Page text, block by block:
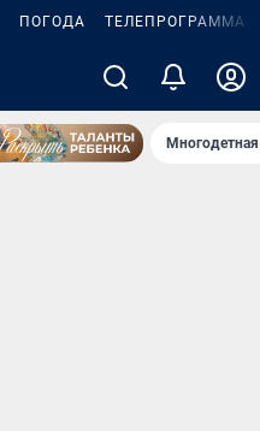
ПОГОДА ТЕЛЕПРОГРАММА